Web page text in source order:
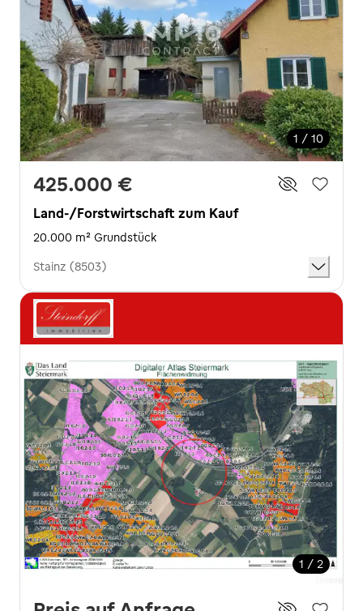
1 / 10
425.000 €
Land-/Forstwirtschaft zum Kauf
20.000 m² Grundstück
Stainz (8503)
1 / 2